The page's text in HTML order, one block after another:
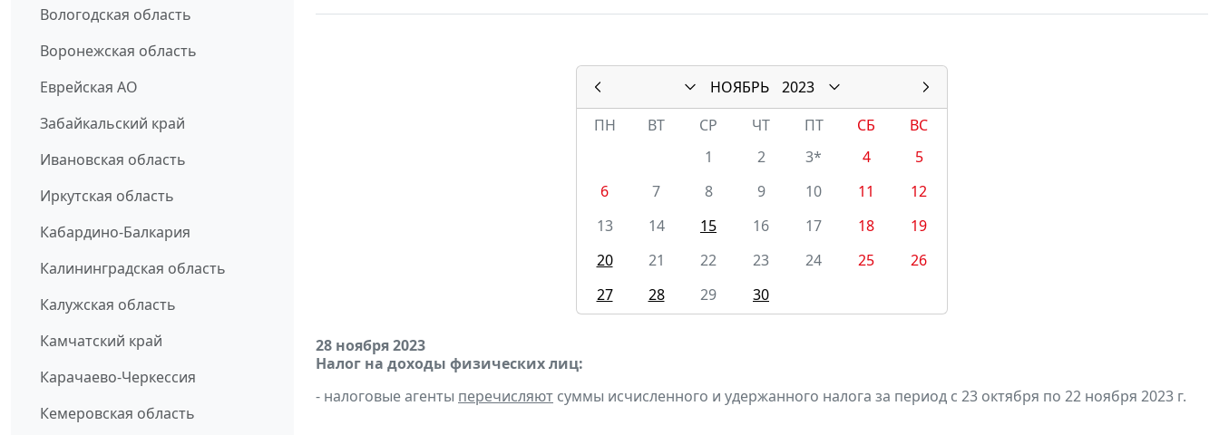
Вологодская область
Воронежская область
Еврейская АО
Забайкальский край
Ивановская область
Иркутская область
Кабардино-Балкария
Калининградская область
Калужская область
Камчатский край
Карачаево-Черкессия
Кемеровская область
НОЯБРЬ
2023
ПН
ВТ СР ЧТ ПТ СБ
ВС
1
2 3* 4
5
6
7 8 9 10 11
12
13
14 15 16 17 18
19
20
21 22 23 24 25
26
27
28 29 30
28 ноября 2023
Налог на доходы физических лиц:
- налоговые агенты перечисляют суммы исчисленного и удержанного налога за период с 23 октября по 22 ноября 2023 г.